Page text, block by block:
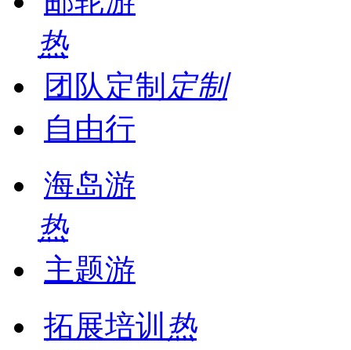
热
团队定制 定制
自由行
海岛游
热
主题游
拓展培训 热